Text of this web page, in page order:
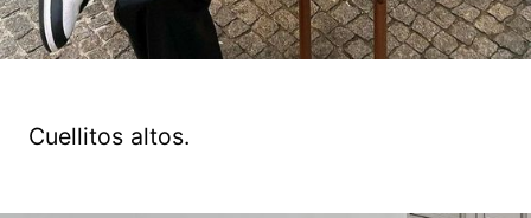
Cuellitos altos.